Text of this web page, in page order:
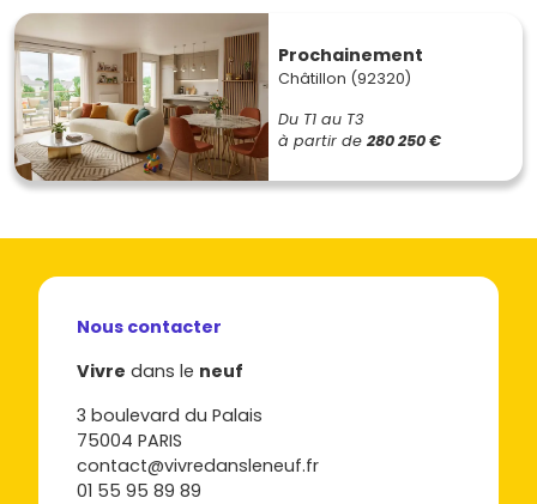
Prochainement
Châtillon (92320)
Du T1 au T3
à partir de 280 250 €
Nous contacter
Vivre dans le neuf
3 boulevard du Palais
75004 PARIS
contact@vivredansleneuf.fr
01 55 95 89 89